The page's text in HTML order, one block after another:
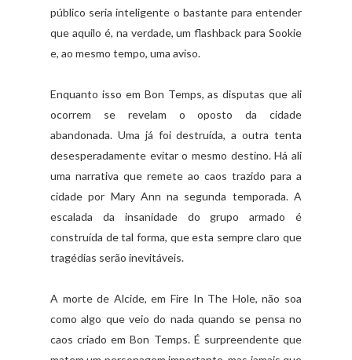
público seria inteligente o bastante para entender
que aquilo é, na verdade, um flashback para Sookie
e, ao mesmo tempo, uma aviso.
Enquanto isso em Bon Temps, as disputas que ali
ocorrem se revelam o oposto da cidade
abandonada. Uma já foi destruída, a outra tenta
desesperadamente evitar o mesmo destino. Há ali
uma narrativa que remete ao caos trazido para a
cidade por Mary Ann na segunda temporada. A
escalada da insanidade do grupo armado é
construída de tal forma, que esta sempre claro que
tragédias serão inevitáveis.
A morte de Alcide, em Fire In The Hole, não soa
como algo que veio do nada quando se pensa no
caos criado em Bon Temps. É surpreendente que